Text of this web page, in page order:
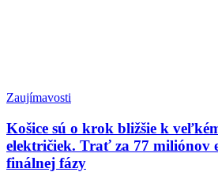
Zaujímavosti
Košice sú o krok bližšie k
električiek. Trať za 77 miliónov
finálnej fázy